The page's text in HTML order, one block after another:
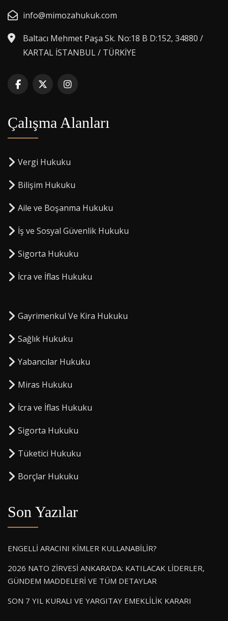
info@mimozahukuk.com
Baltacı Mehmet Paşa Sk. No:18 B D:152, 34880 /
KARTAL İSTANBUL / TÜRKİYE
Çalışma Alanları
Vergi Hukuku
Bilişim Hukuku
Aile ve Boşanma Hukuku
İş ve Sosyal Güvenlik Hukuku
Sigorta Hukuku
⁠İcra ve İflas Hukuku
Gayrimenkul Ve Kira Hukuku
Sağlık Hukuku
Yabancılar Hukuku
Miras Hukuku
⁠İcra ve İflas Hukuku
Sigorta Hukuku
⁠Tüketici Hukuku
⁠Borçlar Hukuku
Son Yazılar
ENGELLİ ARACINI KİMLER KULLANABİLİR?
2026 NATO ZİRVESİ ANKARA’DA: KATILACAK LİDERLER,
GÜNDEM MADDELERİ VE TÜM DETAYLAR
SON 7 YIL KURALI VE YARGITAY EMEKLİLİK KARARI